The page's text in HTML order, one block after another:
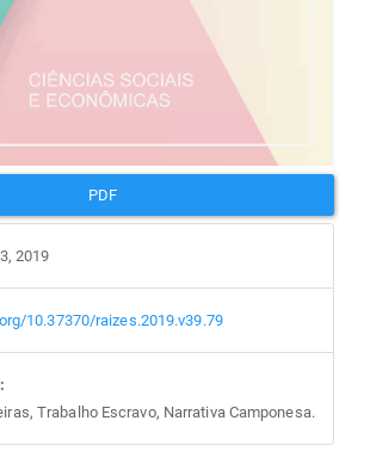
PDF
2019
10.37370/raizes.2019.v39.79
Trabalho Escravo, Narrativa Camponesa.